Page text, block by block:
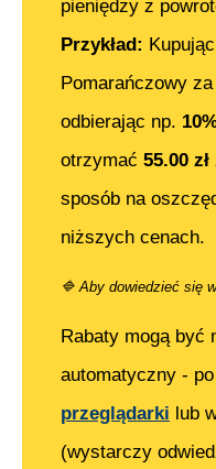
pieniędzy z
Przykład: Kupując
Pomarańczowy
odbierając np.
otrzymać 55.00 zł
sposób na
niższych cenach.
🔷 Aby dowiedzieć się
Rabaty mogą być
automatyczny -
przeglądarki lub
(wystarczy